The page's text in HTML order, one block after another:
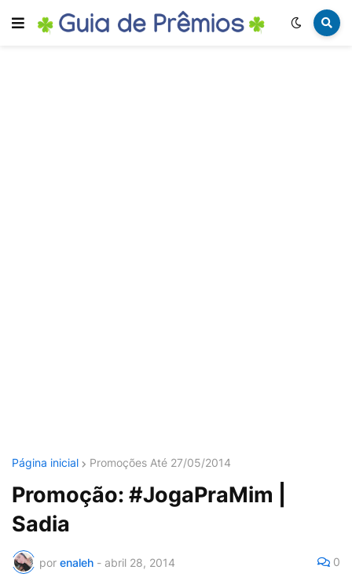
Página inicial Promoções Até 27/05/2014
Promoção: #JogaPraMim |
Sadia
por enaleh - abril 28, 2014 0